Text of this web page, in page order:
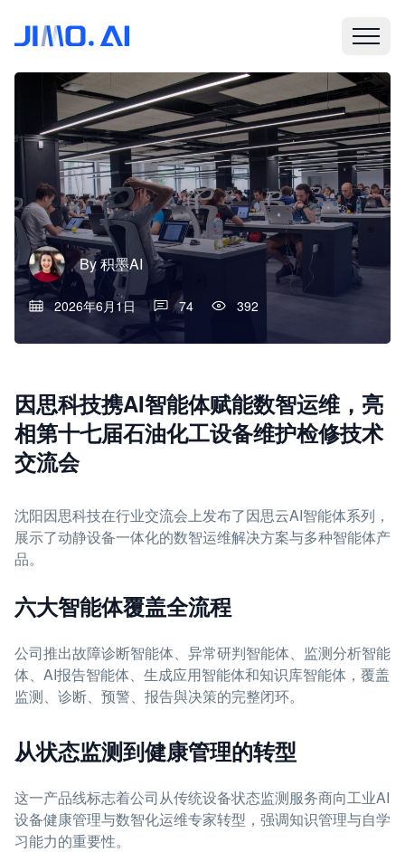
By积墨AI
2026年6月1日 74 392
因思科技携AI智能体赋能数智运维，亮
相第十七届石油化工设备维护检修技术
交流会
沈阳因思科技在行业交流会上发布了因思云AI智能体系列，
展示了动静设备一体化的数智运维解决方案与多种智能体产
品。
六大智能体覆盖全流程
公司推出故障诊断智能体、异常研判智能体、监测分析智能
体、AI报告智能体、生成应用智能体和知识库智能体，覆盖
监测、诊断、预警、报告與决策的完整闭环。
从状态监测到健康管理的转型
这一产品线标志着公司从传统设备状态监测服务商向工业AI
设备健康管理与数智化运维专家转型，强调知识管理与自学
习能力的重要性。